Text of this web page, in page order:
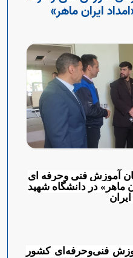
ایران ماهر»
آموزش فنی وحرفه ای
ماهر» در دانشگاه شهید
فنی‌وحرفه‌ای کشور